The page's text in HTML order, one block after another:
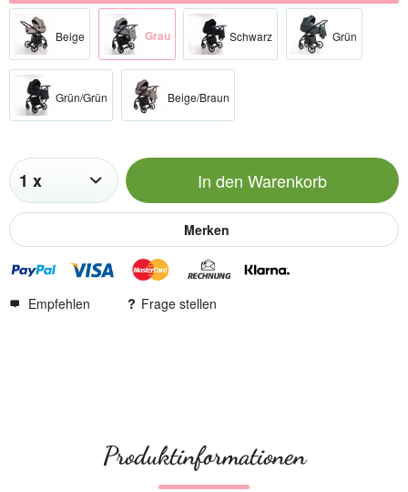
Beige Grau Schwarz Grün
Grün/Grün Beige/Braun
In den Warenkorb
Merken
Empfehlen Frage stellen
Produktinformationen